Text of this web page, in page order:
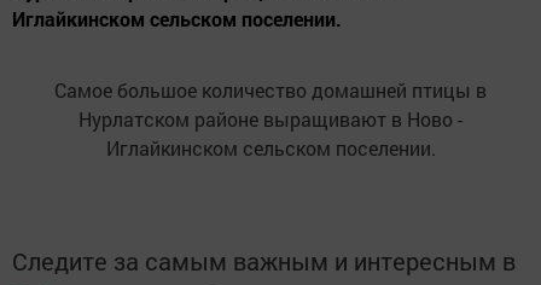
Иглайкинском сельском поселении.
Самое большое количество домашней птицы в
Нурлатском районе выращивают в Ново -
Иглайкинском сельском поселении.
Следите за самым важным и интересным в